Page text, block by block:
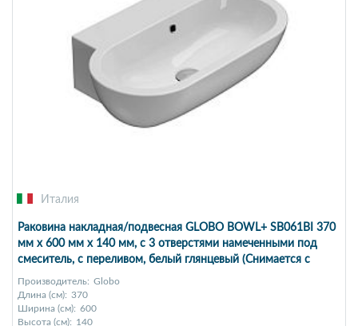
Италия
Раковина накладная/подвесная GLOBO BOWL+ SB061BI 370
мм х 600 мм х 140 мм, c 3 отверстями намеченными под
смеситель, с переливом, белый глянцевый (Снимается с
производства)
Производитель: Globo
Длина (см): 370
Ширина (см): 600
Высота (см): 140